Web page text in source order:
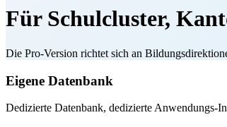
Für Schulcluster,
Die Pro-Version richtet sich an
Eigene Datenbank
Dedizierte Datenbank, dedizierte Anwendungs-